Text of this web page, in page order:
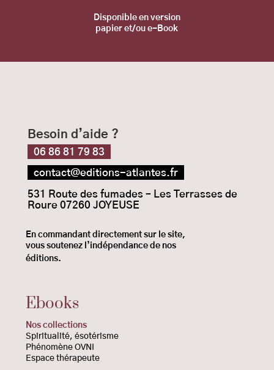
Disponible en version
papier et/ou e-Book
Besoin d’aide ?
06 86 81 79 83
contact@editions-atlantes.fr
531 Route des fumades – Les Terrasses de
Roure 07260 JOYEUSE
En commandant directement sur le site,
vous soutenez l’indépendance de nos
éditions.
Ebooks
Nos collections
Spiritualité, ésotérisme
Phénomène OVNI
Espace thérapeute